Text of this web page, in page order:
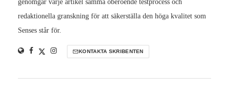
genomgår varje artikel samma oberoende testprocess och
redaktionella granskning för att säkerställa den höga kvalitet som
Senses står för.
KONTAKTA SKRIBENTEN